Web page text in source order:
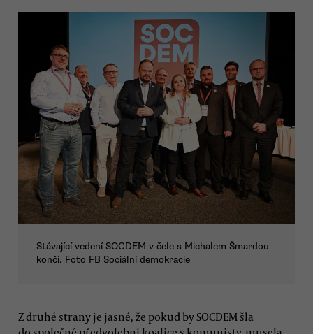
Stávající vedení SOCDEM v čele s Michalem Šmardou
končí. Foto FB Sociální demokracie
Z druhé strany je jasné, že pokud by SOCDEM šla